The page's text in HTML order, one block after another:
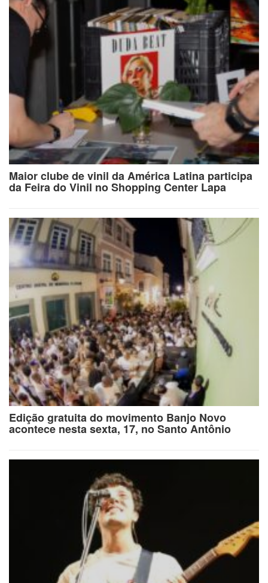
Maior clube de vinil da América Latina participa
da Feira do Vinil no Shopping Center Lapa
Edição gratuita do movimento Banjo Novo
acontece nesta sexta, 17, no Santo Antônio